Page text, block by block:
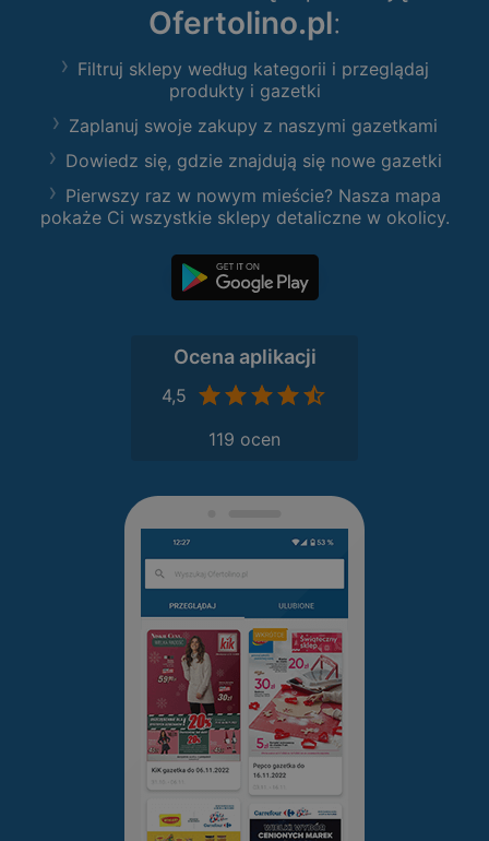
Ofertolino.pl:
Filtruj sklepy według kategorii i przeglądaj
produkty i gazetki
Zaplanuj swoje zakupy z naszymi gazetkami
Dowiedz się, gdzie znajdują się nowe gazetki
Pierwszy raz w nowym mieście? Nasza mapa
pokaże Ci wszystkie sklepy detaliczne w okolicy.
Ocena aplikacji
4,5
119 ocen